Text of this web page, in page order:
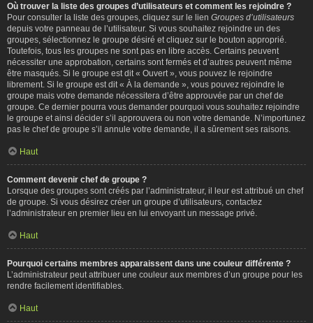
Où trouver la liste des groupes d’utilisateurs et comment les rejoindre ?
Pour consulter la liste des groupes, cliquez sur le lien Groupes d’utilisateurs
depuis votre panneau de l’utilisateur. Si vous souhaitez rejoindre un des
groupes, sélectionnez le groupe désiré et cliquez sur le bouton approprié.
Toutefois, tous les groupes ne sont pas en libre accès. Certains peuvent
nécessiter une approbation, certains sont fermés et d’autres peuvent même
être masqués. Si le groupe est dit « Ouvert », vous pouvez le rejoindre
librement. Si le groupe est dit « À la demande », vous pouvez rejoindre le
groupe mais votre demande nécessitera d’être approuvée par un chef de
groupe. Ce dernier pourra vous demander pourquoi vous souhaitez rejoindre
le groupe et ainsi décider s’il approuvera ou non votre demande. N’importunez
pas le chef de groupe s’il annule votre demande, il a sûrement ses raisons.
Haut
Comment devenir chef de groupe ?
Lorsque des groupes sont créés par l’administrateur, il leur est attribué un chef
de groupe. Si vous désirez créer un groupe d’utilisateurs, contactez
l’administrateur en premier lieu en lui envoyant un message privé.
Haut
Pourquoi certains membres apparaissent dans une couleur différente ?
L’administrateur peut attribuer une couleur aux membres d’un groupe pour les
rendre facilement identifiables.
Haut